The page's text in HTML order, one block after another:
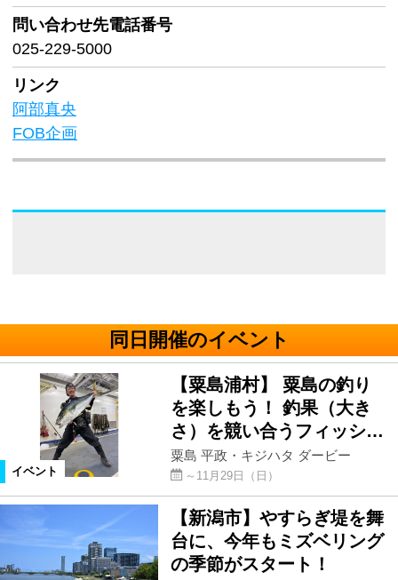
問い合わせ先電話番号
025-229-5000
リンク
阿部真央
FOB企画
同日開催のイベント
イベント
【粟島浦村】 粟島の釣り
を楽しもう！ 釣果（大き
さ）を競い合うフィッシ…
粟島 平政・キジハタ ダービー
～11月29日（日）
【新潟市】やすらぎ堤を舞
台に、今年もミズベリング
の季節がスタート！